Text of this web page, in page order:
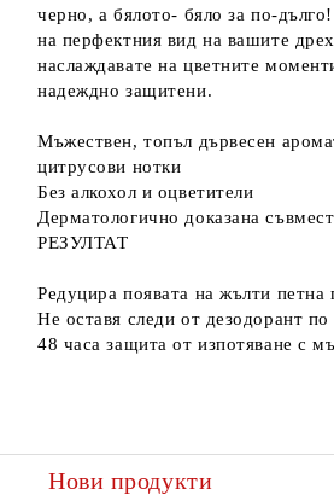
черно, а бялото- бяло за по-
на перфектния вид на вашите
наслаждавате на цветните
надеждно защитени.
Мъжествен, топъл дървесен
цитрусови нотки
Без алкохол и оцветители
Дерматологично доказана
РЕЗУЛТАТ
Редуцира появата на жълти петна
Не оставя следи от дезодорант по
48 часа защита от изпотяване с
Нови продукти